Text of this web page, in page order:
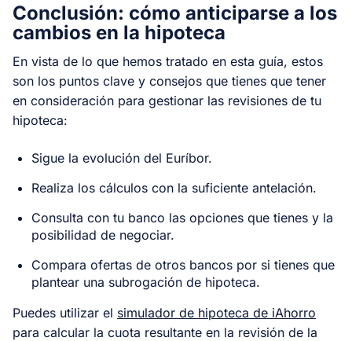
Conclusión: cómo anticiparse a los
cambios en la hipoteca
En vista de lo que hemos tratado en esta guía, estos
son los puntos clave y consejos que tienes que tener
en consideración para gestionar las revisiones de tu
hipoteca:
Sigue la evolución del Euríbor.
Realiza los cálculos con la suficiente antelación.
Consulta con tu banco las opciones que tienes y la
posibilidad de negociar.
Compara ofertas de otros bancos por si tienes que
plantear una subrogación de hipoteca.
Puedes utilizar el simulador de hipoteca de iAhorro
para calcular la cuota resultante en la revisión de la